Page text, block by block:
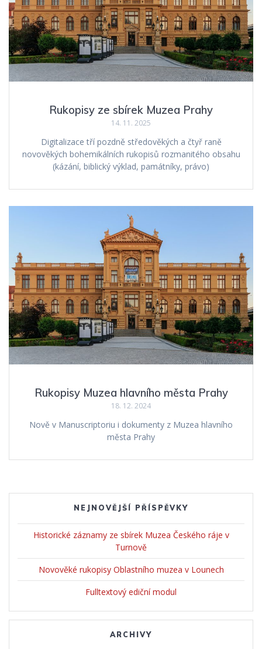
Rukopisy ze sbírek Muzea Prahy
14. 11. 2025
Digitalizace tří pozdně středověkých a čtyř raně
novověkých bohemikálních rukopisů rozmanitého obsahu
(kázání, biblický výklad, památníky, právo)
Rukopisy Muzea hlavního města Prahy
18. 12. 2024
Nově v Manuscriptoriu i dokumenty z Muzea hlavního
města Prahy
NEJNOVĚJŠÍ PŘÍSPĚVKY
Historické záznamy ze sbírek Muzea Českého ráje v
Turnově
Novověké rukopisy Oblastního muzea v Lounech
Fulltextový ediční modul
ARCHIVY